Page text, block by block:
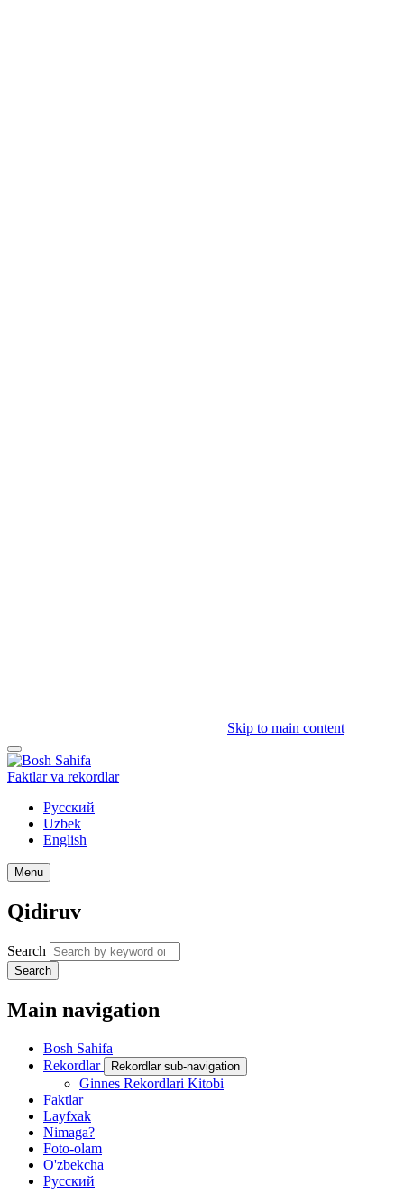
Skip to main content
Faktlar va rekordlar
Русский
Uzbek
English
Menu
Qidiruv
Search
Search
Main navigation
Bosh Sahifa
Rekordlar
Rekordlar sub-navigation
Ginnes Rekordlari Kitobi
Faktlar
Layfxak
Nimaga?
Foto-olam
O'zbekcha
Русский